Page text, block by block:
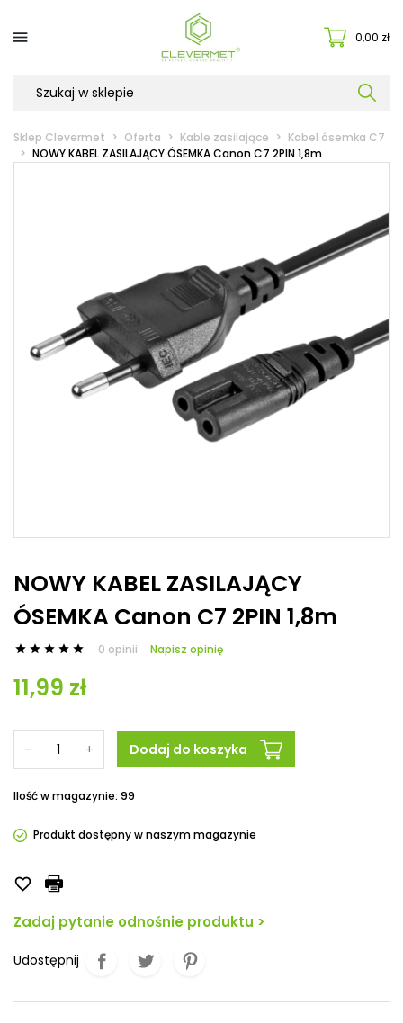
 0,00 zł
Sklep Clevermet Oferta Kable zasilające
Kabel ósemka C7
NOWY KABEL ZASILAJĄCY ÓSEMKA Canon C7 2PIN 1,8m
NOWY KABEL ZASILAJĄCY
ÓSEMKA Canon C7 2PIN 1,8m
     0 opinii Napisz opinię
11,99 zł
- + Dodaj do koszyka
Ilość w magazynie: 99
Produkt dostępny w naszym magazynie

Zadaj pytanie odnośnie produktu >
Udostępnij